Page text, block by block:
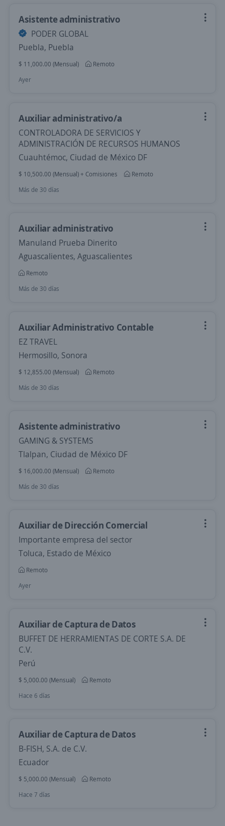
Asistente administrativo
PODER GLOBAL
Puebla, Puebla
$ 11,000.00 (Mensual)
Remoto
Ayer
Auxiliar administrativo/a
CONTROLADORA DE SERVICIOS Y
ADMINISTRACIÓN DE RECURSOS HUMANOS
Cuauhtémoc, Ciudad de México DF
$ 10,500.00 (Mensual) + Comisiones
Remoto
Más de 30 días
Auxiliar administrativo
Manuland Prueba Dinerito
Aguascalientes, Aguascalientes
Remoto
Más de 30 días
Auxiliar Administrativo Contable
EZ TRAVEL
Hermosillo, Sonora
$ 12,855.00 (Mensual)
Remoto
Más de 30 días
Asistente administrativo
GAMING & SYSTEMS
Tlalpan, Ciudad de México DF
$ 16,000.00 (Mensual)
Remoto
Más de 30 días
Auxiliar de Dirección Comercial
Importante empresa del sector
Toluca, Estado de México
Remoto
Ayer
Auxiliar de Captura de Datos
BUFFET DE HERRAMIENTAS DE CORTE S.A. DE
C.V.
Perú
$ 5,000.00 (Mensual)
Remoto
Hace 6 días
Auxiliar de Captura de Datos
B-FISH, S.A. de C.V.
Ecuador
$ 5,000.00 (Mensual)
Remoto
Hace 7 días